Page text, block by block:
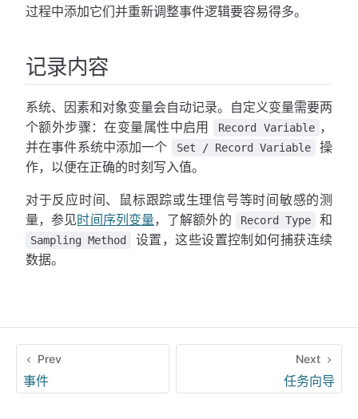
过程中添加它们并重新调整事件逻辑要容易得多。
记录内容
系统、因素和对象变量会自动记录。自定义变量需要两
个额外步骤：在变量属性中启用
Record Variable ，
并在事件系统中添加一个
Set / Record Variable
操
作，以便在正确的时刻写入值。
对于反应时间、鼠标跟踪或生理信号等时间敏感的测
量，参见时间序列变量，了解额外的 Record Type 和
Sampling Method
设置，这些设置控制如何捕获连续
数据。
Prev
事件
Next
任务向导